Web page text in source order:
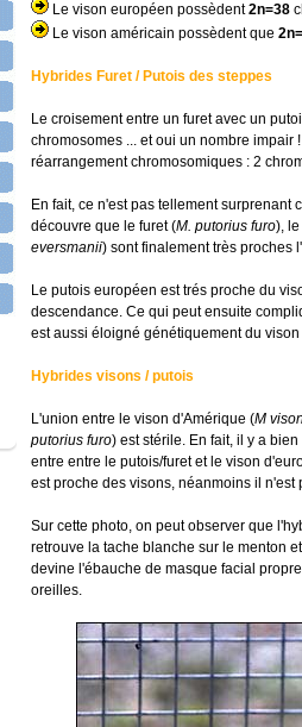
Le vison européen possèdent2n=38
Le vison américain possèdent que
Hybrides Furet / Putois des steppes
Le croisement entre un furet avec un
chromosomes ... et oui un nombre
réarrangement chromosomiques : 2
En fait, ce n'est pas tellement
découvre que le furet (M. putorius furo),
eversmanii) sont finalement très proches
Le putois européen est trés proche du
descendance. Ce qui peut ensuite
est aussi éloigné génétiquement du
Hybrides visons / putois
L'union entre le vison d'Amérique (M
putorius furo) est stérile. En fait, il y a
entre entre le putois/furet et le vison
est proche des visons, néanmoins il
Sur cette photo, on peut observer que
retrouve la tache blanche sur le menton
devine l'ébauche de masque facial
oreilles.